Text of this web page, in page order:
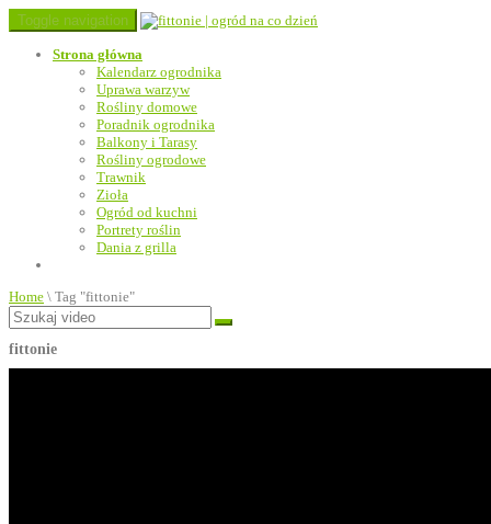
Toggle navigation
Strona główna
Kalendarz ogrodnika
Uprawa warzyw
Rośliny domowe
Poradnik ogrodnika
Balkony i Tarasy
Rośliny ogrodowe
Trawnik
Zioła
Ogród od kuchni
Portrety roślin
Dania z grilla
Home \ Tag "fittonie"
fittonie